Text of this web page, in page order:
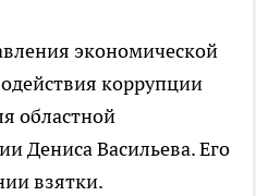
экономической
коррупции
областной
Дениса Васильева. Его
взятки.